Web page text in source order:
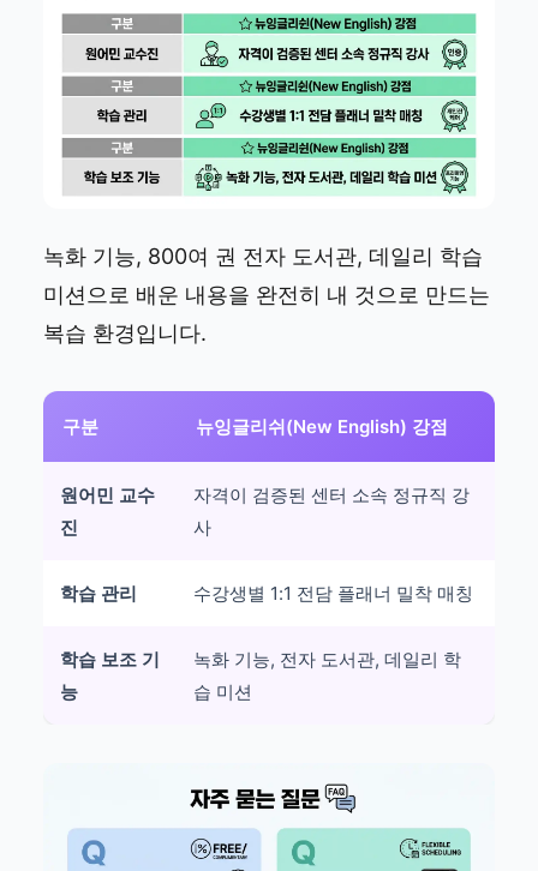
녹화 기능, 800여 권 전자 도서관, 데일리 학습
미션으로 배운 내용을 완전히 내 것으로 만드는
복습 환경입니다.
구분 뉴잉글리쉬(New English) 강점
원어민 교수
진
자격이 검증된 센터 소속 정규직 강
사
학습 관리 수강생별 1:1 전담 플래너 밀착 매칭
학습 보조 기
능
녹화 기능, 전자 도서관, 데일리 학
습 미션